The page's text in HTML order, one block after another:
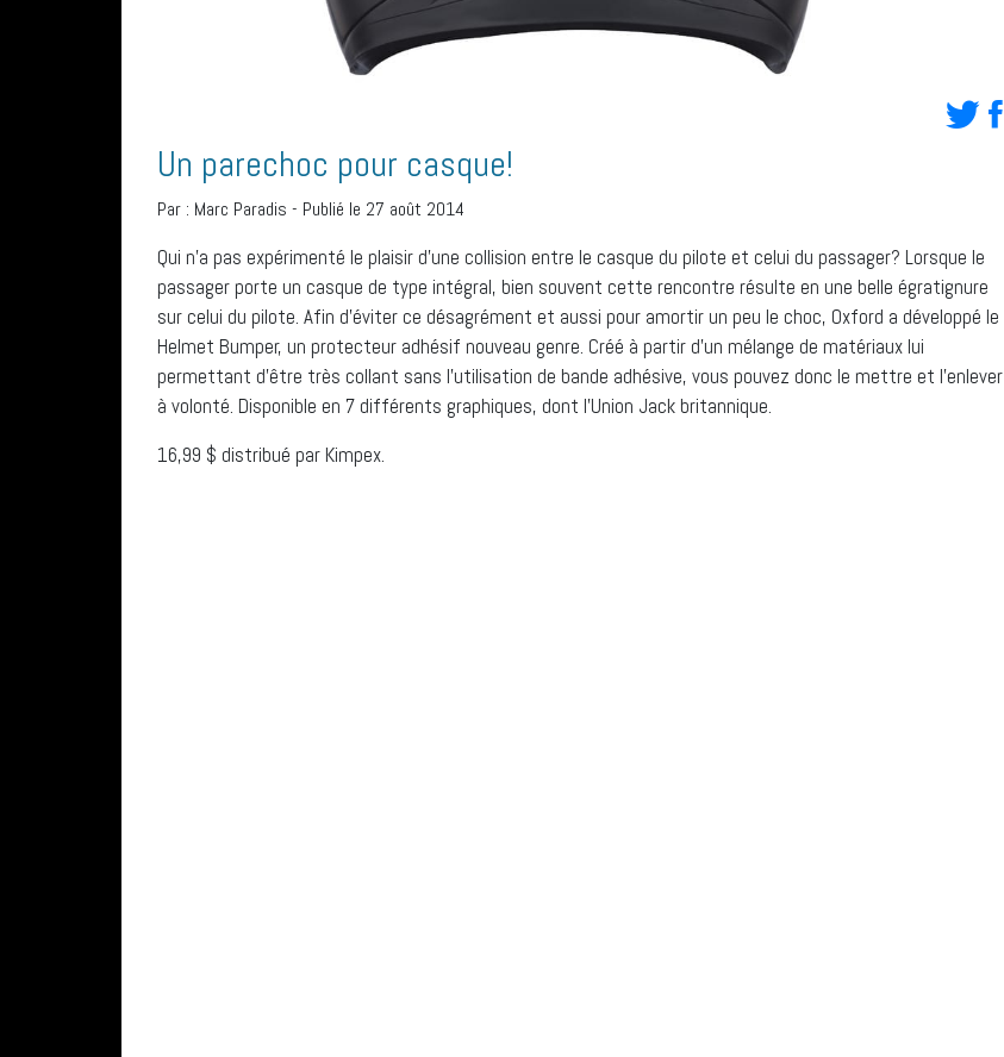
Un parechoc pour casque!
Par : Marc Paradis - Publié le 27 août 2014
Qui n’a pas expérimenté le plaisir d’une collision entre le casque du pilote et celui du passager? Lorsque le
passager porte un casque de type intégral, bien souvent cette rencontre résulte en une belle égratignure
sur celui du pilote. Afin d’éviter ce désagrément et aussi pour amortir un peu le choc, Oxford a développé le
Helmet Bumper, un protecteur adhésif nouveau genre. Créé à partir d’un mélange de matériaux lui
permettant d’être très collant sans l’utilisation de bande adhésive, vous pouvez donc le mettre et l’enlever
à volonté. Disponible en 7 différents graphiques, dont l’Union Jack britannique.
16,99 $ distribué par Kimpex.